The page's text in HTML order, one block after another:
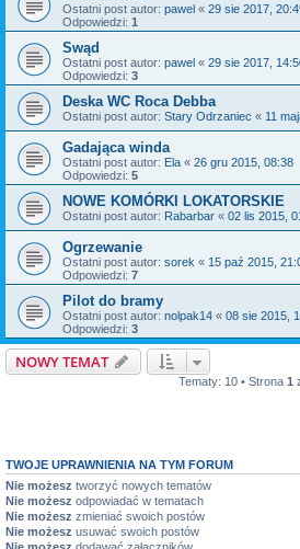
Ostatni post autor: pawel « 29 sie 2017,
Odpowiedzi: 1
Swąd
Ostatni post autor: pawel « 29 sie 2017,
Odpowiedzi: 3
Deska WC Roca Debba
Ostatni post autor: Stary Odrzaniec « 11
Gadająca winda
Ostatni post autor: Ela « 26 gru 2015, 08:38
Odpowiedzi: 5
NOWE KOMÓRKI LOKATORSKIE
Ostatni post autor: Rabarbar « 02 lis 2015,
Ogrzewanie
Ostatni post autor: sorek « 15 paź 2015,
Odpowiedzi: 7
Pilot do bramy
Ostatni post autor: nolpak14 « 08 sie 2015,
Odpowiedzi: 3
NOWY TEMAT
Tematy: 10 • Strona 1
TWOJE UPRAWNIENIA NA TYM FORUM
Nie możesz tworzyć nowych tematów
Nie możesz odpowiadać w tematach
Nie możesz zmieniać swoich postów
Nie możesz usuwać swoich postów